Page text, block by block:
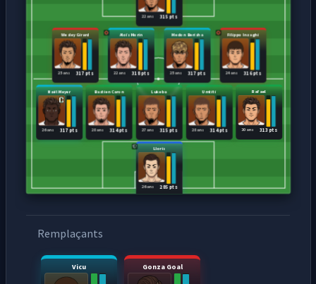
Lloris
285 pts
26 ans
Naël Meyer
317 pts
26 ans
Bastien Caron
314 pts
28 ans
Lukeba
315 pts
27 ans
Umtiti
314 pts
28 ans
Rafael
313 pts
30 ans
Wesley Girard
317 pts
25 ans
Aloïs Morin
318 pts
22 ans
Medon Berisha
317 pts
25 ans
Filippo Inzaghi
316 pts
24 ans
315 pts
22 ans
Remplaçants
Vicu Gonza Goal